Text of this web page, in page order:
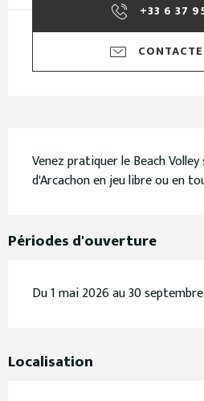
+33 6 37
Venez pratiquer le Beach
d'Arcachon en jeu libre ou en
Périodes d'ouverture
Du 1 mai 2026 au 30
Localisation